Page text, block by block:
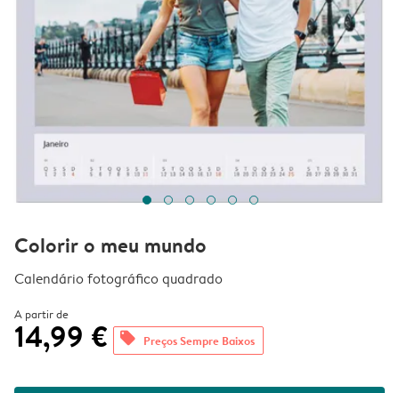
Colorir o meu mundo
Calendário fotográfico quadrado
A partir de
14,99 € offers Preços Sempre Baixos